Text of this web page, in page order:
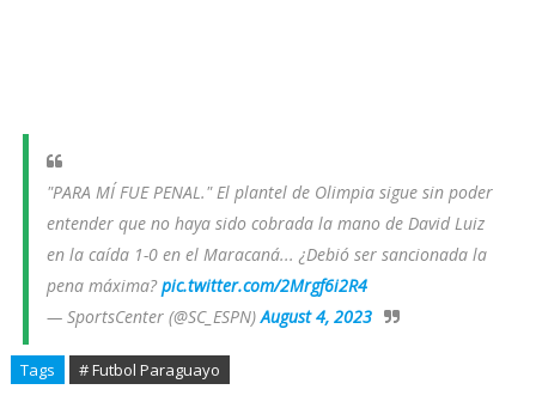
"PARA MÍ FUE PENAL." El plantel de Olimpia sigue sin poder
entender que no haya sido cobrada la mano de David Luiz
en la caída 1-0 en el Maracaná... ¿Debió ser sancionada la
pena máxima?pic.twitter.com/2Mrgf6i2R4
— SportsCenter (@SC_ESPN)August 4, 2023
Tags # Futbol Paraguayo